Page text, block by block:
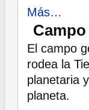
Más…
El campo
rodea la
planetaria
planeta.